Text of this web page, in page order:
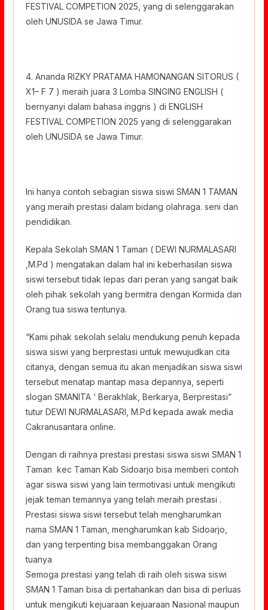
FESTIVAL COMPETION 2025, yang di selenggarakan
oleh UNUSIDA se Jawa Timur.
4. Ananda RIZKY PRATAMA HAMONANGAN SITORUS (
X1– F 7 ) meraih juara 3 Lomba SINGING ENGLISH (
bernyanyi dalam bahasa inggris ) di ENGLISH
FESTIVAL COMPETION 2025 yang di selenggarakan
oleh UNUSIDA se Jawa Timur.
Ini hanya contoh sebagian siswa siswi SMAN 1 TAMAN
yang meraih prestasi dalam bidang olahraga. seni dan
pendidikan.
Kepala Sekolah SMAN 1 Taman ( DEWI NURMALASARI
,M.Pd ) mengatakan dalam hal ini keberhasilan siswa
siswi tersebut tidak lepas dari peran yang sangat baik
oleh pihak sekolah yang bermitra dengan Kormida dan
Orang tua siswa tentunya.
“Kami pihak sekolah selalu mendukung penuh kepada
siswa siswi yang berprestasi untuk mewujudkan cita
citanya, dengan semua itu akan menjadikan siswa siswi
tersebut menatap mantap masa depannya, seperti
slogan SMANITA ‘ Berakhlak, Berkarya, Berprestasi”
tutur DEWI NURMALASARI, M.Pd kepada awak media
Cakranusantara online.
Dengan di raihnya prestasi prestasi siswa siswi SMAN 1
Taman kec Taman Kab Sidoarjo bisa memberi contoh
agar siswa siswi yang lain termotivasi untuk mengikuti
jejak teman temannya yang telah meraih prestasi .
Prestasi siswa siswi tersebut telah mengharumkan
nama SMAN 1 Taman, mengharumkan kab Sidoarjo,
dan yang terpenting bisa membanggakan Orang
tuanya
Semoga prestasi yang telah di raih oleh siswa siswi
SMAN 1 Taman bisa di pertahankan dan bisa di perluas
untuk mengikuti kejuaraan kejuaraan Nasional maupun